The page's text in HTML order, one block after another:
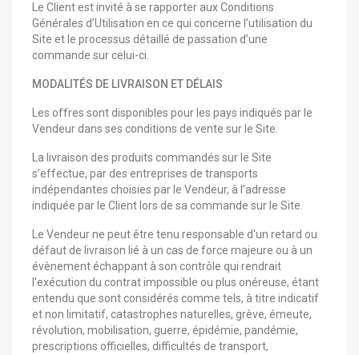
Le Client est invité à se rapporter aux Conditions
Générales d’Utilisation en ce qui concerne l’utilisation du
Site et le processus détaillé de passation d’une
commande sur celui-ci.
MODALITÉS DE LIVRAISON ET DÉLAIS
Les offres sont disponibles pour les pays indiqués par le
Vendeur dans ses conditions de vente sur le Site.
La livraison des produits commandés sur le Site
s’effectue, par des entreprises de transports
indépendantes choisies par le Vendeur, à l’adresse
indiquée par le Client lors de sa commande sur le Site.
Le Vendeur ne peut être tenu responsable d'un retard ou
défaut de livraison lié à un cas de force majeure ou à un
évènement échappant à son contrôle qui rendrait
l'exécution du contrat impossible ou plus onéreuse, étant
entendu que sont considérés comme tels, à titre indicatif
et non limitatif, catastrophes naturelles, grève, émeute,
révolution, mobilisation, guerre, épidémie, pandémie,
prescriptions officielles, difficultés de transport,